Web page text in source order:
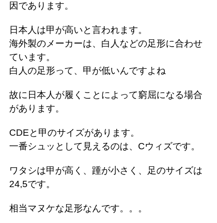
因であります。
日本人は甲が高いと言われます。
海外製のメーカーは、白人などの足形に合わせ
ています。
白人の足形って、甲が低いんですよね
故に日本人が履くことによって窮屈になる場合
があります。
CDEと甲のサイズがあります。
一番シュッとして見えるのは、Cウィズです。
ワタシは甲が高く、踵が小さく、足のサイズは
24,5です。
相当マヌケな足形なんです。。。